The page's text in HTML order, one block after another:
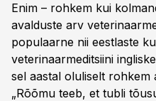
Enim – rohkem kui
avalduste arv
populaarne nii eestlaste
veterinaarmeditsiini
sel aastal oluliselt rohkem
„Rõõmu teeb, et tubli